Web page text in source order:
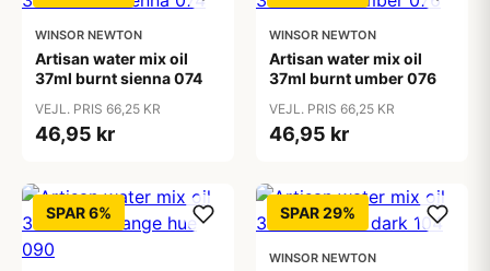
WINSOR NEWTON
Artisan water mix oil
37ml burnt sienna 074
VEJL. PRIS 66,25 KR
46,95 kr
WINSOR NEWTON
Artisan water mix oil
37ml burnt umber 076
VEJL. PRIS 66,25 KR
46,95 kr
SPAR 6% SPAR 29%
WINSOR NEWTON